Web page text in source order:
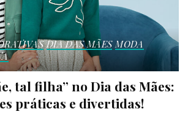
DIA DAS MÃES MODA
tal filha” no Dia das Mães:
práticas e divertidas!